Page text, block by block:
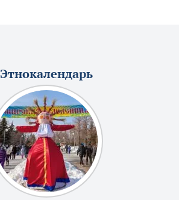
Этнокалендарь